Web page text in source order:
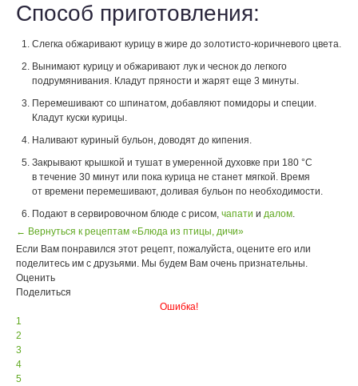
Способ приготовления:
Слегка обжаривают курицу в жире до золотисто-коричневого цвета.
Вынимают курицу и обжаривают лук и чеснок до легкого
подрумянивания. Кладут пряности и жарят еще 3 минуты.
Перемешивают со шпинатом, добавляют помидоры и специи.
Кладут куски курицы.
Наливают куриный бульон, доводят до кипения.
Закрывают крышкой и тушат в умеренной духовке при 180 °С
в течение 30 минут или пока курица не станет мягкой. Время
от времени перемешивают, доливая бульон по необходимости.
Подают в сервировочном блюде с рисом, чапати и далом.
← Вернуться к рецептам «Блюда из птицы, дичи»
Если Вам понравился этот рецепт, пожалуйста, оцените его или
поделитесь им с друзьями. Мы будем Вам очень признательны.
Оценить
Поделиться
Ошибка!
1
2
3
4
5